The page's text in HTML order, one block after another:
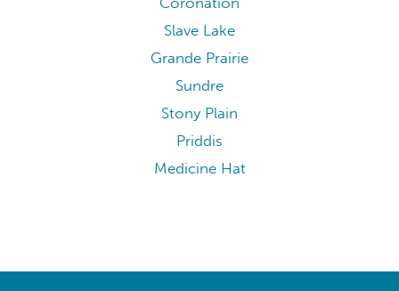
Slave Lake
Grande Prairie
Sundre
Stony Plain
Priddis
Medicine Hat